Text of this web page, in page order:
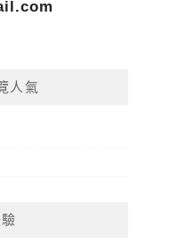
人氣